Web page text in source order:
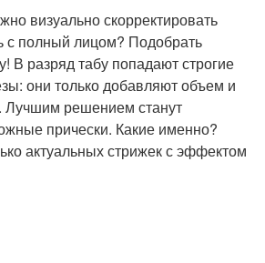
визуально скорректировать
с полный лицом? Подобрать
В разряд табу попадают строгие
они только добавляют объем и
Лучшим решением станут
прически. Какие именно?
актуальных стрижек с эффектом